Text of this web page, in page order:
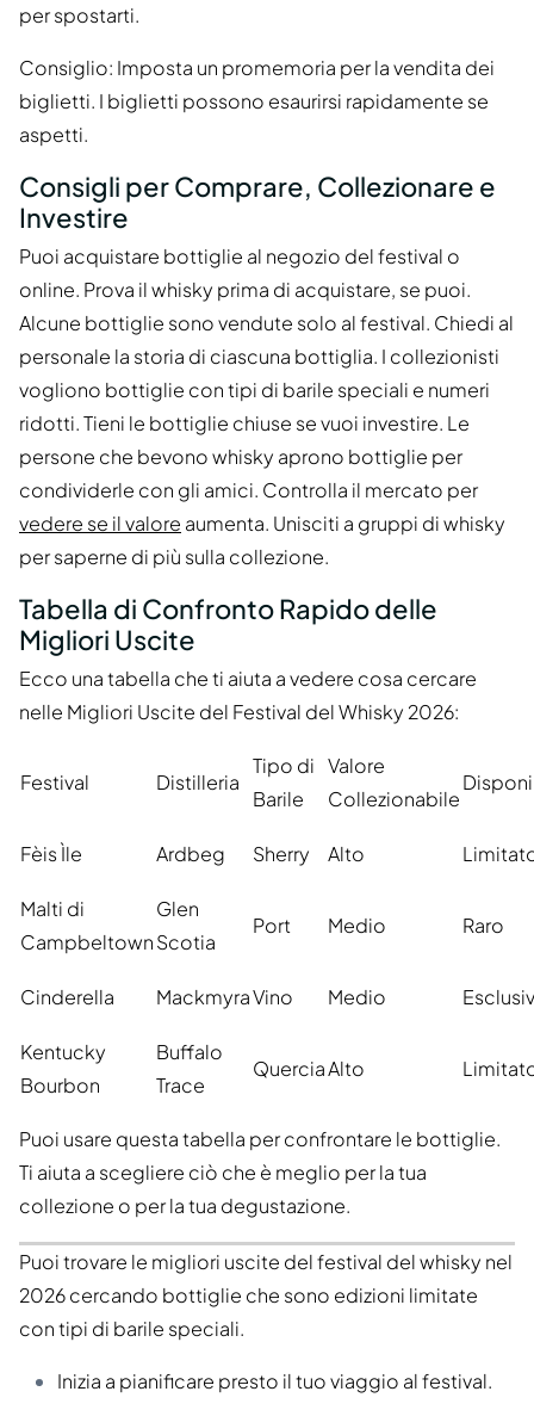
per spostarti.
Consiglio: Imposta un promemoria per la vendita dei
biglietti. I biglietti possono esaurirsi rapidamente se
aspetti.
Consigli per Comprare, Collezionare e
Investire
Puoi acquistare bottiglie al negozio del festival o
online. Prova il whisky prima di acquistare, se puoi.
Alcune bottiglie sono vendute solo al festival. Chiedi al
personale la storia di ciascuna bottiglia. I collezionisti
vogliono bottiglie con tipi di barile speciali e numeri
ridotti. Tieni le bottiglie chiuse se vuoi investire. Le
persone che bevono whisky aprono bottiglie per
condividerle con gli amici. Controlla il mercato per
vedere se il valore aumenta. Unisciti a gruppi di whisky
per saperne di più sulla collezione.
Tabella di Confronto Rapido delle
Migliori Uscite
Ecco una tabella che ti aiuta a vedere cosa cercare
nelle Migliori Uscite del Festival del Whisky 2026:
Festival Distilleria
Tipo di
Barile
Valore
Collezionabile
Fèis Ìle Ardbeg Sherry Alto
Malti di
Campbeltown
Glen
Scotia
Port Medio Raro
Cinderella MackmyraVino Medio
Kentucky
Bourbon
Buffalo
Trace
QuerciaAlto
Puoi usare questa tabella per confrontare le bottiglie.
Ti aiuta a scegliere ciò che è meglio per la tua
collezione o per la tua degustazione.
Puoi trovare le migliori uscite del festival del whisky nel
2026 cercando bottiglie che sono edizioni limitate
con tipi di barile speciali.
Inizia a pianificare presto il tuo viaggio al festival.